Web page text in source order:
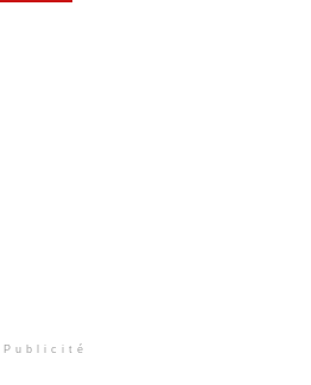
Publicité